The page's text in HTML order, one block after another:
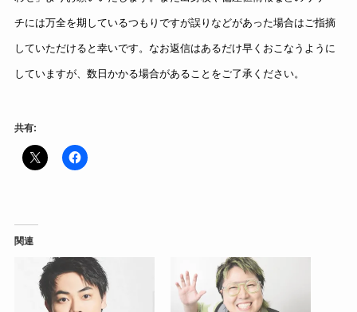
チには万全を期しているつもりですが誤りなどがあった場合はご指摘
していただけると幸いです。なお返信はあるだけ早くおこなうように
していますが、数日かかる場合があることをご了承ください。
共有:
関連